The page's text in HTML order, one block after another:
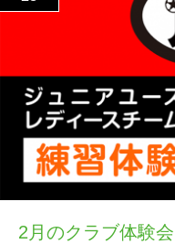
2月のクラブ体験